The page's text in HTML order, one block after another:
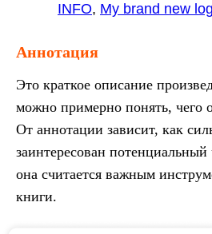
INFO, My brand new
Аннотация
Это краткое описание
можно примерно понять, чего
От аннотации зависит, как
заинтересован потенциальный
она считается важным
книги.